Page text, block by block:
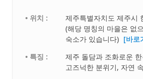
• 위치 :
제주특별자치도 제주시
(해당 명칭의 마을은 없
숙소가 있습니다) [바로
• 특징 :
제주 돌담과 조화로운
고즈넉한 분위기, 자연